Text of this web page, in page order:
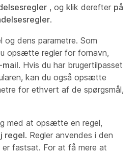
, og klik derefter på
.
og dens parametre. Som
opsætte regler for fornavn,
mail. Hvis du har brugertilpasset
kan du også opsætte
for ethvert af de spørgsmål,
med at opsætte en regel,
regel. Regler anvendes i den
fastsat. For at få mere at